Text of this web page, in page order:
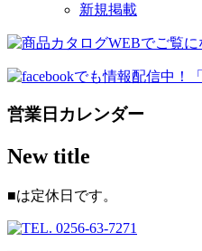
新規掲載
営業日カレンダー
New title
■は定休日です。